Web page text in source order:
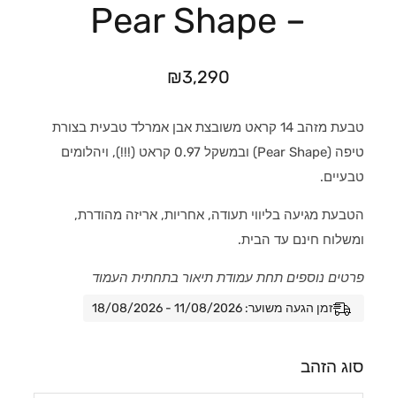
– Pear Shape
₪3,290
טבעת מזהב 14 קראט משובצת אבן אמרלד טבעית בצורת
טיפה (Pear Shape) ובמשקל 0.97 קראט (!!!), ויהלומים
טבעיים.
הטבעת מגיעה בליווי תעודה, אחריות, אריזה מהודרת,
ומשלוח חינם עד הבית.
פרטים נוספים תחת עמודת תיאור בתחתית העמוד
זמן הגעה משוער: 11/08/2026 - 18/08/2026
סוג הזהב